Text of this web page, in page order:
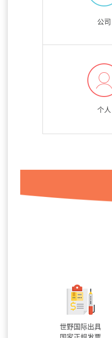
公司
个人
世野国际出具